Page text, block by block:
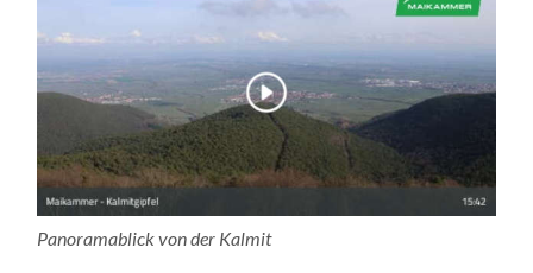
Panoramablick von der Kalmit